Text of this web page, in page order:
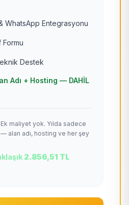
WhatsApp Entegrasyonu
Formu
Destek
Adı + Hosting — DAHİL
maliyet yok. Yılda sadece
— alan adı, hosting ve her şey
2.856,51 TL